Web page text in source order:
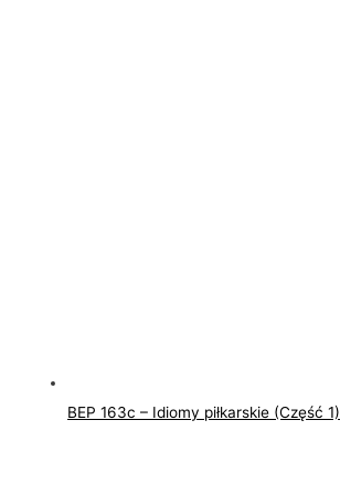
BEP 163c – Idiomy piłkarskie (Część 1)